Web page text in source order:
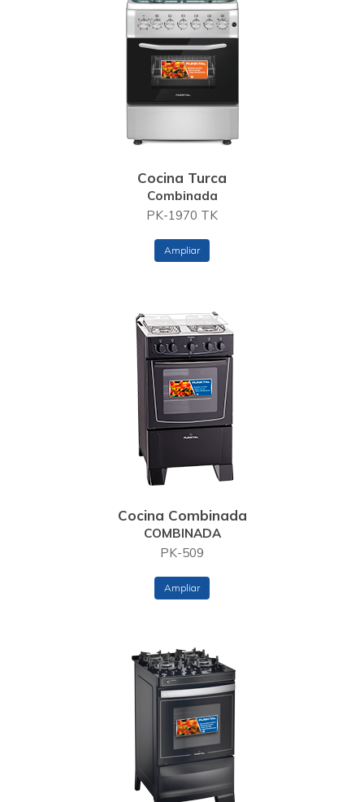
Cocina Turca
Combinada
PK-1970 TK
Ampliar
Cocina Combinada
COMBINADA
PK-509
Ampliar